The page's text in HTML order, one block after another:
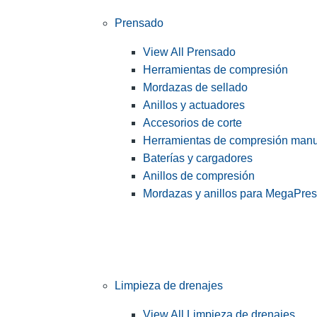
Prensado
View All Prensado
Herramientas de compresión
Mordazas de sellado
Anillos y actuadores
Accesorios de corte
Herramientas de compresión
Baterías y cargadores
Anillos de compresión
Mordazas y anillos para
Limpieza de drenajes
View All Limpieza de drenajes